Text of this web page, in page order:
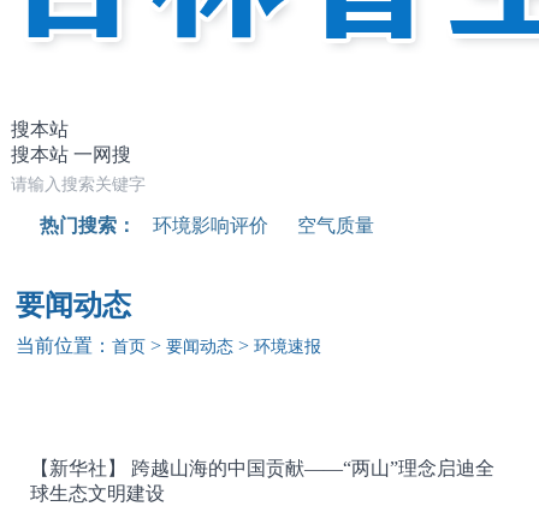
搜本站
搜本站 一网搜
热门搜索： 环境影响评价 空气质量
要闻动态
当前位置：首页 >要闻动态 >环境速报
【新华社】 跨越山海的中国贡献——“两山”理念启迪全
球生态文明建设